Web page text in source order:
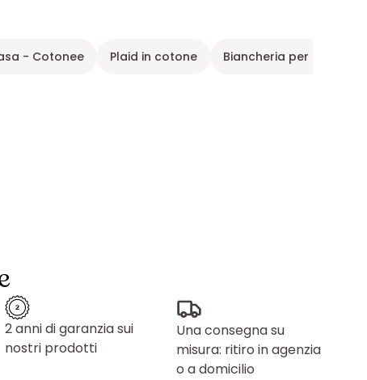
- Cotonee Plaid in cotone Biancheria per la casa
2 anni di garanzia sui
nostri prodotti
Una consegna su
misura: ritiro in agenzia
o a domicilio